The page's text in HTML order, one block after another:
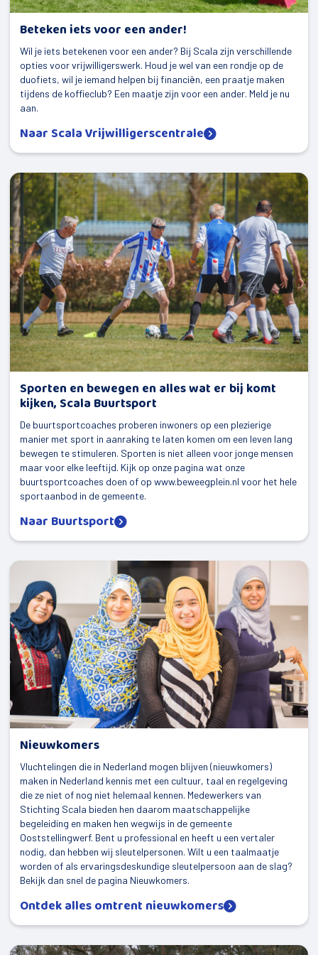
Oldeberkoop
Haule
Langedijke
Nijeberkoop
Fochteloo
Makkinga
Donkerbroek
Oosterwolde
Haulerwijk
Ravenswoud
Appelscha
Over ons
Contact
Beteken iets voor een ander!
Wil je iets betekenen voor een ander? Bij Scala zijn verschillende
opties voor vrijwilligerswerk. Houd je wel van een rondje op de
duofiets, wil je iemand helpen bij financiën, een praatje maken
tijdens de koffieclub? Een maatje zijn voor een ander. Meld je nu
aan.
Naar Scala Vrijwilligerscentrale
Sporten en bewegen en alles wat er bij komt
kijken, Scala Buurtsport
De buurtsportcoaches proberen inwoners op een plezierige
manier met sport in aanraking te laten komen om een leven lang
bewegen te stimuleren. Sporten is niet alleen voor jonge mensen
maar voor elke leeftijd. Kijk op onze pagina wat onze
buurtsportcoaches doen of op www.beweegplein.nl voor het hele
sportaanbod in de gemeente.
Naar Buurtsport
Nieuwkomers
Vluchtelingen die in Nederland mogen blijven (nieuwkomers)
maken in Nederland kennis met een cultuur, taal en regelgeving
die ze niet of nog niet helemaal kennen. Medewerkers van
Stichting Scala bieden hen daarom maatschappelijke
begeleiding en maken hen wegwijs in de gemeente
Ooststellingwerf. Bent u professional en heeft u een vertaler
nodig, dan hebben wij sleutelpersonen. Wilt u een taalmaatje
worden of als ervaringsdeskundige sleutelpersoon aan de slag?
Bekijk dan snel de pagina Nieuwkomers.
Ontdek alles omtrent nieuwkomers